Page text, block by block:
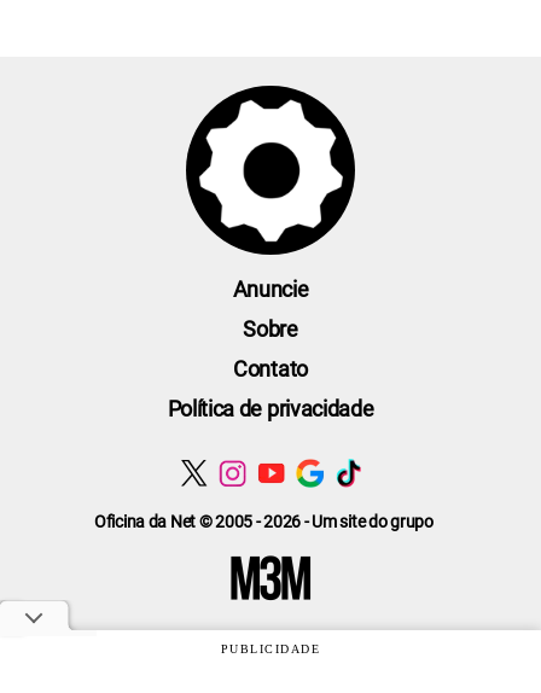
Oficina da Net © 2005 - 2026 - Um site do grupo
Anuncie
Sobre
Contato
Política de privacidade
PUBLICIDADE